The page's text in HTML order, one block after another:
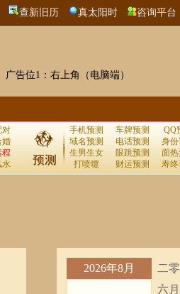
查新旧历 真太阳时 咨询平台
广告位1：右上角（电脑端）
对
婚
程
水
手机预测 车牌预测
QQ
域名预测
电话预测
身
生男生女
眼跳预测
面热
打喷嚏
财运预测 寿
2026年8月
二
六